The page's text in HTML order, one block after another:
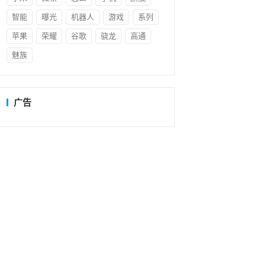
智能 曝光 机器人 游戏 系列
苹果 荣耀 谷歌 骁龙 高通
魅族
广告